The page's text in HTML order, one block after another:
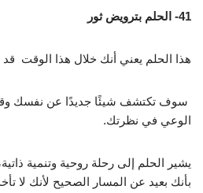
41- الحلم بترويض ثور
هذا الحلم يعني أنك خلال هذا الوقت قد
سوف تكتشف شيئًا جديدًا عن نفسك
الوعي في نظرتك.
يشير الحلم إلى رحلة روحية وتنمية
بأنك بعيد عن المسار الصحيح لأنك لا